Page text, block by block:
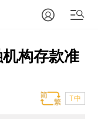
构存款准
T中